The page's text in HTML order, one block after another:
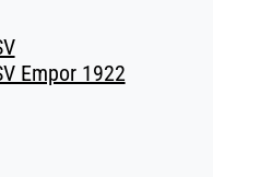
Empor 1922